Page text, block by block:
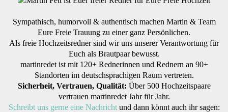
Sympathisch, humorvoll & authentisch machen Martin & Team
Eure Freie Trauung zu einer ganz Persönlichen.
Als freie Hochzeitsredner sind wir uns unserer Verantwortung für
Euch als Brautpaar bewusst.
martinredet ist mit 120+ Rednerinnen und Rednern an 90+
Standorten im deutschsprachigen Raum vertreten.
Sicherheit, Vertrauen, Qualität: Über 500 Hochzeitspaare
vertrauen martinredet Jahr für Jahr.
Schreibt uns gerne eine Nachrichtund dann könnt auch ihr sagen: